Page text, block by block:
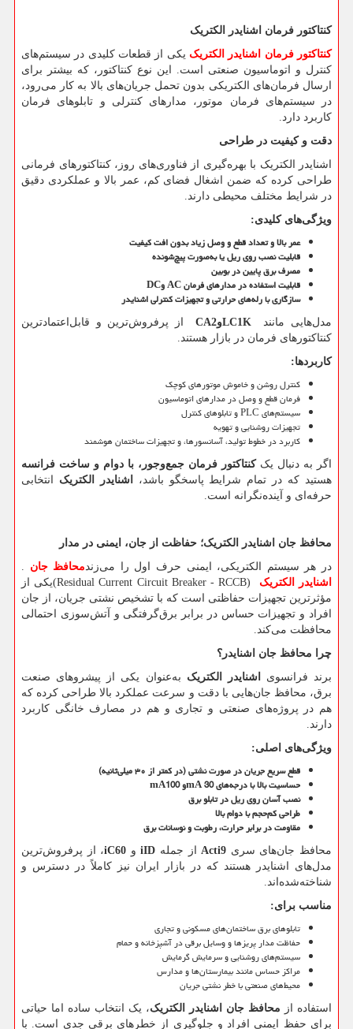
کنتاکتور فرمان اشنایدر الکتریک
کنتاکتور فرمان اشنایدر الکتریک یکی از قطعات کلیدی در سیستم‌های
کنترل و اتوماسیون صنعتی است. این نوع کنتاکتور، که بیشتر برای
ارسال فرمان‌های الکتریکی بدون تحمل جریان‌های بالا به کار می‌رود،
در سیستم‌های فرمان موتور، مدارهای کنترلی و تابلوهای فرمان
کاربرد دارد.
دقت و کیفیت در طراحی
اشنایدر الکتریک با بهره‌گیری از فناوری‌های روز، کنتاکتورهای فرمانی
طراحی کرده که ضمن اشغال فضای کم، عمر بالا و عملکردی دقیق
در شرایط مختلف محیطی دارند.
ویژگی‌های کلیدی:
عمر بالا و تعداد قطع و وصل زیاد بدون افت کیفیت
قابلیت نصب روی ریل یا به‌صورت پیچ‌شونده
مصرف برق پایین در بوبین
قابلیت استفاده در مدارهای فرمانACوDC
سازگاری با رله‌های حرارتی و تجهیزات کنترلی اشنایدر
مدل‌هایی مانند LC1KوCA2
از پرفروش‌ترین و قابل‌اعتمادترین
کنتاکتورهای فرمان در بازار هستند.
کاربردها:
کنترل روشن و خاموش موتورهای کوچک
فرمان قطع و وصل در مدارهای اتوماسیون
سیستم‌هایPLCو تابلوهای کنترل
تجهیزات روشنایی و تهویه
کاربرد در خطوط تولید، آسانسورها، و تجهیزات ساختمان هوشمند
اگر به دنبال یککنتاکتور فرمان جمع‌وجور، با دوام و ساخت فرانسه
هستید که در تمام شرایط پاسخگو باشد،
اشنایدر الکتریک انتخابی
حرفه‌ای و آینده‌نگرانه است.
محافظ جان اشنایدر الکتریک؛ حفاظت از جان، ایمنی در مدار
در هر سیستم الکتریکی، ایمنی حرف اول را می‌زند محافظ جان
اشنایدر الکتریک
(Residual Current Circuit Breaker - RCCB)یکی از
مؤثرترین تجهیزات حفاظتی است که با تشخیص نشتی جریان، از جان
افراد و تجهیزات حساس در برابر برق‌گرفتگی و آتش‌سوزی احتمالی
محافظت می‌کند.
چرا محافظ جان اشنایدر؟
برند فرانسوی
اشنایدر الکتریک به‌عنوان یکی از پیشروهای صنعت
برق، محافظ جان‌هایی با دقت و سرعت عملکرد بالا طراحی کرده که
هم در پروژه‌های صنعتی و تجاری و هم در مصارف خانگی کاربرد
دارند.
ویژگی‌های اصلی:
قطع سریع جریان در صورت نشتی (در کمتر از ۳۰ میلی‌ثانیه)
حساسیت بالا با درجه‌های 30
mAو 100
mA
نصب آسان روی ریل در تابلو برق
طراحی کم‌حجم با دوام بالا
مقاومت در برابر حرارت، رطوبت و نوسانات برق
محافظ جان‌های سری Acti9 از جمله iIDو iC60، از پرفروش‌ترین
مدل‌های اشنایدر هستند که در بازار ایران نیز کاملاً در دسترس و
شناخته‌شده‌اند.
مناسب برای:
تابلوهای برق ساختمان‌های مسکونی و تجاری
حفاظت مدار پریزها و وسایل برقی در آشپزخانه و حمام
سیستم‌های روشنایی و سرمایش گرمایش
مراکز حساس مانند بیمارستان‌ها و مدارس
محیط‌های صنعتی با خطر نشتی جریان
استفاده از محافظ جان اشنایدر الکتریک، یک انتخاب ساده اما حیاتی
برای حفظ ایمنی افراد و جلوگیری از خطرهای برقی جدی است. با